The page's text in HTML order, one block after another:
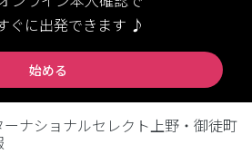
ぐに出発できます ♪
始める
ナショナルセレクト上野・御徒町